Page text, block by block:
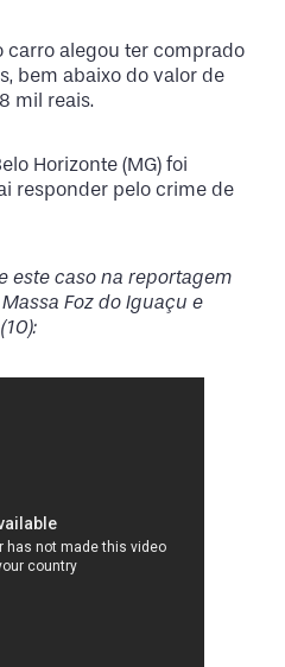
carro alegou ter comprado
bem abaixo do valor de
mil reais.
Horizonte (MG) foi
responder pelo crime de
este caso na reportagem
Foz do Iguaçu e